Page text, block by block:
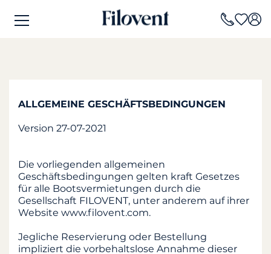
ALLGEMEINE GESCHÄFTSBEDINGUNGEN
Version 27-07-2021
Die vorliegenden allgemeinen
Geschäftsbedingungen gelten kraft Gesetzes
für alle Bootsvermietungen durch die
Gesellschaft FILOVENT, unter anderem auf ihrer
Website www.filovent.com.
Jegliche Reservierung oder Bestellung
impliziert die vorbehaltslose Annahme dieser